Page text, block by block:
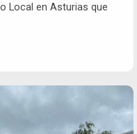
Local en Asturias que